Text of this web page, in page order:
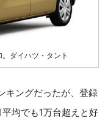
ダイハツ・タント
キングだったが、登録
均でも1万台超えと好